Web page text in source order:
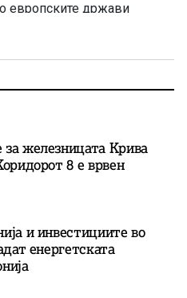
европските држави
значителни
на религиозност е
[…]
железницата Крива
8 е врвен
и инвестициите во
енергетската